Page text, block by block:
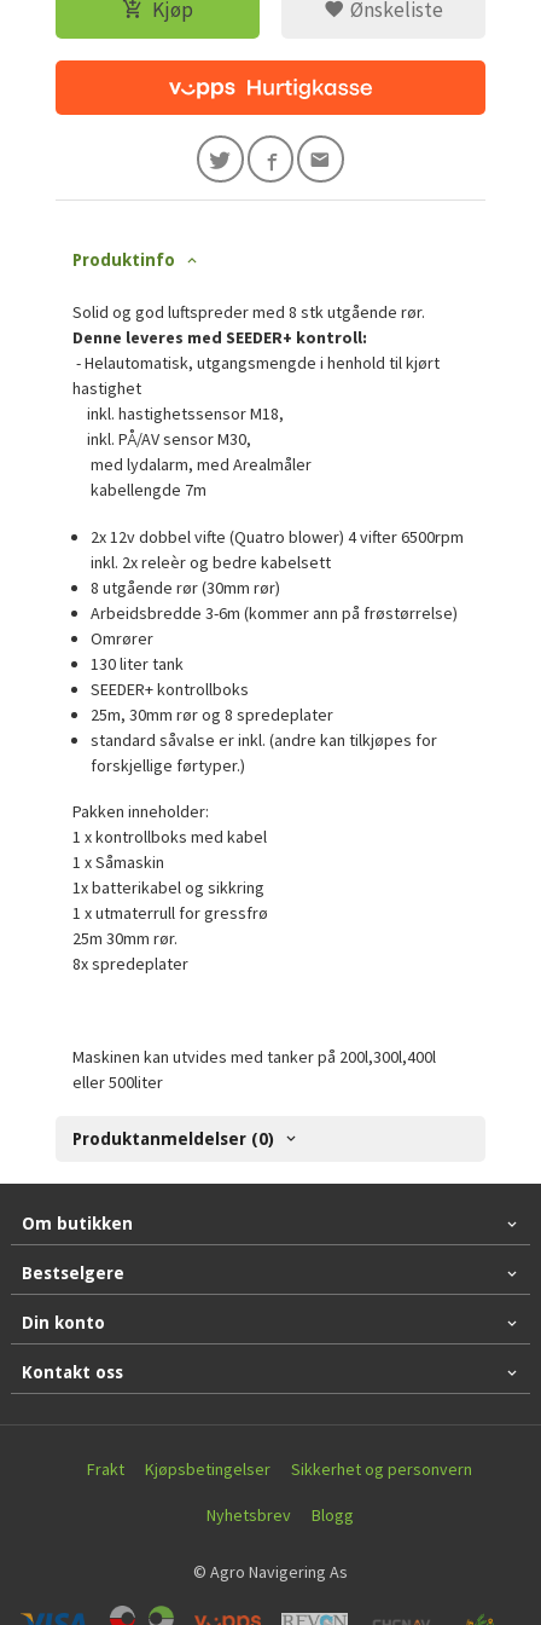
Kjøp Ønskeliste
Produktinfo
Solid og god luftspreder med 8 stk utgående rør.
Denne leveres med SEEDER+ kontroll:
- Helautomatisk, utgangsmengde i henhold til kjørt
hastighet
inkl. hastighetssensor M18,
inkl. PÅ/AV sensor M30,
med lydalarm, med Arealmåler
kabellengde 7m
2x 12v dobbel vifte (Quatro blower) 4 vifter 6500rpm
inkl. 2x releèr og bedre kabelsett
8 utgående rør (30mm rør)
Arbeidsbredde 3-6m (kommer ann på frøstørrelse)
Omrører
130 liter tank
SEEDER+ kontrollboks
25m, 30mm rør og 8 spredeplater
standard såvalse er inkl. (andre kan tilkjøpes for
forskjellige førtyper.)
Pakken inneholder:
1 x kontrollboks med kabel
1 x Såmaskin
1x batterikabel og sikkring
1 x utmaterrull for gressfrø
25m 30mm rør.
8x spredeplater
Maskinen kan utvides med tanker på 200l,300l,400l
eller 500liter
Produktanmeldelser (0)
Om butikken
Bestselgere
Din konto
Kontakt oss
Frakt Kjøpsbetingelser Sikkerhet og personvern
Nyhetsbrev Blogg
© Agro Navigering As